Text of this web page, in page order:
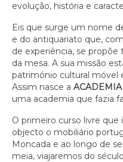
evolução, história e
Eis que surge um nome
e do antiquariato que,
de experiência, se propõe
da mesa. A sua missão
património cultural móvel
Assim nasce a
uma academia que fazia
O primeiro curso livre
objecto o mobiliário
Moncada e ao longo de
meia, viajaremos do